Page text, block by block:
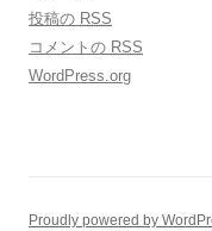
投稿の RSS
コメントの RSS
WordPress.org
Proudly powered by